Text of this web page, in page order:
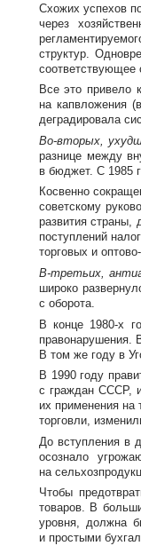
Схожих успехов
через
структур.
соответствующее
Все это привело
на капвложения
деградировала
Во-вторых,
разнице между
в бюджет. С 1985
Косвенно
советскому
развития
поступлений
торговых и
В-третьих,
широко
с оборота.
В конце 1980-х
правонарушения.
В том же году в
В 1990 году
с граждан СССР,
их применения на
торговли,
До вступления в
осознало
на
Чтобы
товаров. В
уровня, должна
и простыми